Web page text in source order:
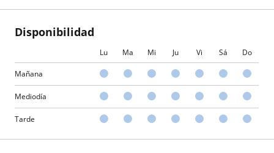
Disponibilidad
Lu Ma Mi Ju Vi Sá Do
Mañana
Mediodía
Tarde